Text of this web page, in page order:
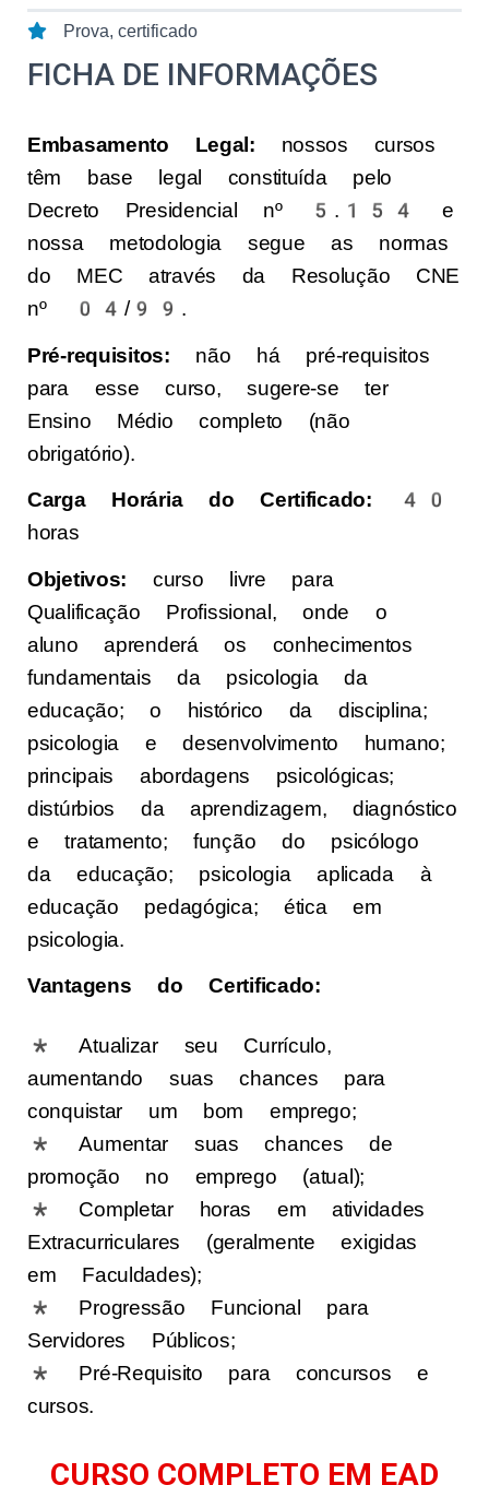
Prova, certificado
FICHA DE INFORMAÇÕES
Embasamento Legal: nossos cursos
têm base legal constituída pelo
Decreto Presidencial nº 5.154 e
nossa metodologia segue as normas
do MEC através da Resolução CNE
nº 04/99.
Pré-requisitos: não há pré-requisitos
para esse curso, sugere-se ter
Ensino Médio completo (não
obrigatório).
Carga Horária do Certificado: 40
horas
Objetivos: curso livre para
Qualificação Profissional, onde o
aluno aprenderá os conhecimentos
fundamentais da psicologia da
educação; o histórico da disciplina;
psicologia e desenvolvimento humano;
principais abordagens psicológicas;
distúrbios da aprendizagem, diagnóstico
e tratamento; função do psicólogo
da educação; psicologia aplicada à
educação pedagógica; ética em
psicologia.
Vantagens do Certificado:
* Atualizar seu Currículo,
aumentando suas chances para
conquistar um bom emprego;
* Aumentar suas chances de
promoção no emprego (atual);
* Completar horas em atividades
Extracurriculares (geralmente exigidas
em Faculdades);
* Progressão Funcional para
Servidores Públicos;
* Pré-Requisito para concursos e
cursos.
CURSO COMPLETO EM EAD